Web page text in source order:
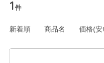
1件
新着順 商品名 価格(安